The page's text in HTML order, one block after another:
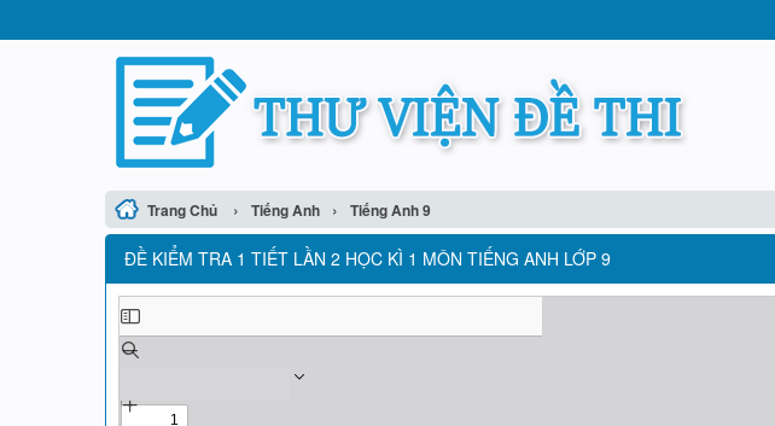
Trang Chủ › Tiếng Anh › Tiếng Anh 9
ĐỀ KIỂM TRA 1 TIẾT LẦN 2 HỌC KÌ 1 MÔN TIẾNG ANH LỚP 9